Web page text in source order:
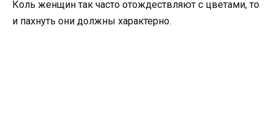
Коль женщин так часто отождествляют с цветами, то
и пахнуть они должны характерно.